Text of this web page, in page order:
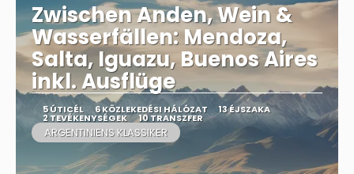
Zwischen Anden, Wein &
Wasserfällen: Mendoza,
Salta, Iguazu, Buenos Aires
inkl. Ausflüge
5 ÚTICÉL 6 KÖZLEKEDÉSI HÁLÓZAT 13 ÉJSZAKA
2 TEVÉKENYSÉGEK 10 TRANSZFER
ARGENTINIENS KLASSIKER